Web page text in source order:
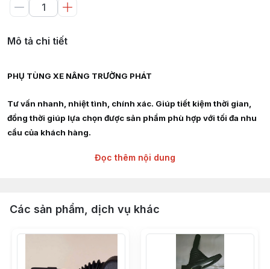
Mô tả chi tiết
PHỤ TÙNG XE NÂNG TRƯỜNG PHÁT
Tư vấn nhanh, nhiệt tình, chính xác. Giúp tiết kiệm thời gian,
đồng thời giúp lựa chọn được sản phẩm phù hợp với tối đa nhu
cầu của khách hàng.
Giao hàng siêu tốc nội thành HCM, Hà Nội, Bình Dương, Đồng
Phụ tùng, linh kiện, chi tiết kỹ thuật xe nâng hàng các hãng :
TOYOTA, TCM, MITSUBISHI, KOMAT'SU, HELI, HANGCHA,
YALE, SUMITOMO, EP, SHINKO, NISSAN, YANMAR, DAEWOO,
HYUNDAI, SAMSUNG, CLARK, HYSTER, NICHIYU, LINDE,
Đọc thêm nội dung
Các sản phẩm, dịch vụ khác